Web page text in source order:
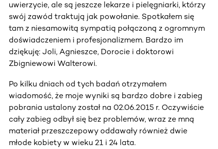
uwierzycie, ale są jeszcze lekarze i pielęgniarki, którzy
swój zawód traktują jak powołanie. Spotkałem się
tam z niesamowitą sympatią połączoną z ogromnym
doświadczeniem i profesjonalizmem. Bardzo im
dziękuję: Joli, Agnieszce, Dorocie i doktorowi
Zbigniewowi Walterowi.
Po kilku dniach od tych badań otrzymałem
wiadomość, że moje wyniki są bardzo dobre i zabieg
pobrania ustalony został na 02.06.2015 r. Oczywiście
cały zabieg odbył się bez problemów, wraz ze mną
materiał przeszczepowy oddawały również dwie
młode kobiety w wieku 21 i 24 lata.